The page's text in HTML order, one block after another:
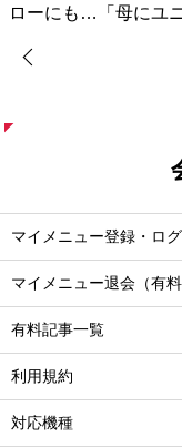
ローにも…「母にユ
マイメニュー登録・ロ
マイメニュー退会（有料
有料記事一覧
利用規約
対応機種